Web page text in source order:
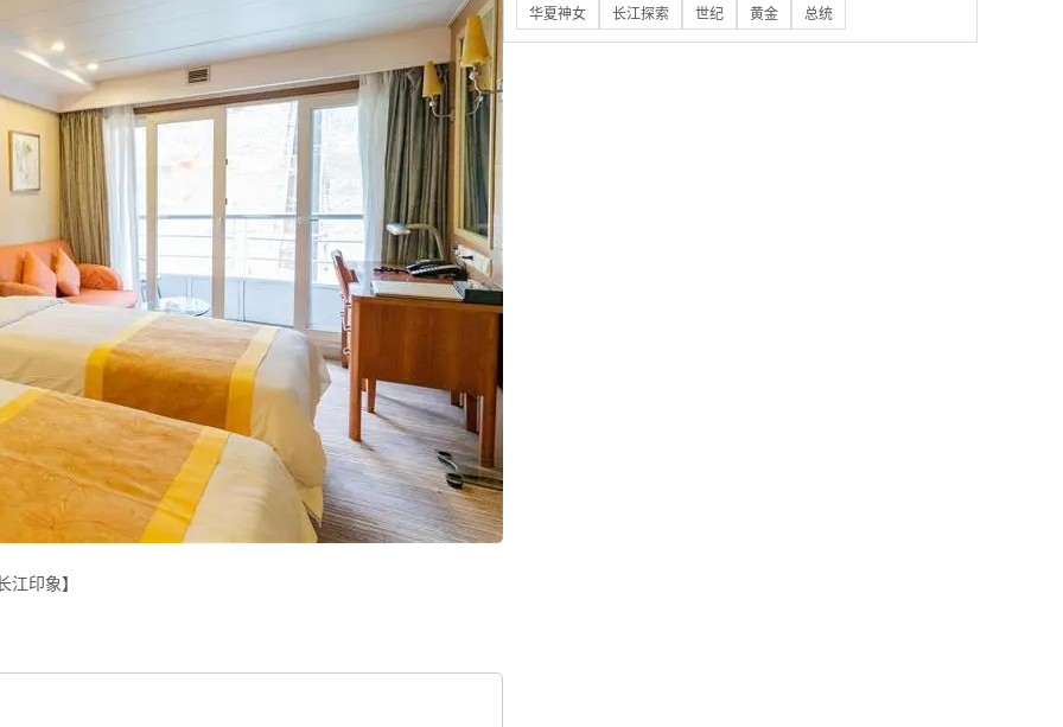
江印象】
华夏神女 长江探索 世纪 黄金 总统